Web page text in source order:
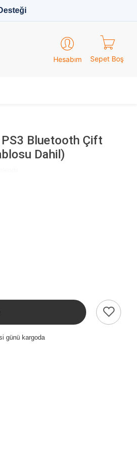
Hesabım Sepet Boş
PS3 Bluetooth Çift
Dahil)
günü kargoda